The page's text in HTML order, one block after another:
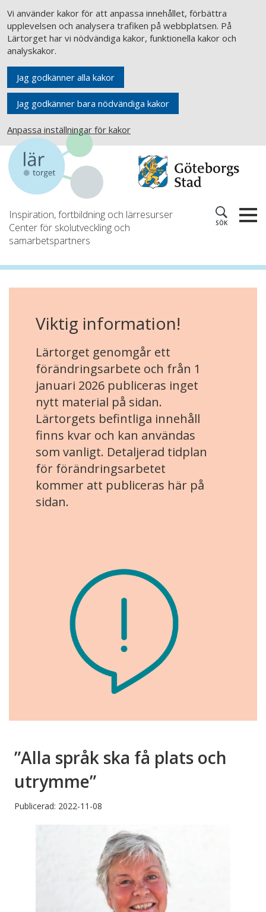
Vi använder kakor för att anpassa innehållet, förbättra
upplevelsen och analysera trafiken på webbplatsen. På
Lärtorget har vi nödvändiga kakor, funktionella kakor och
analyskakor.
Jag godkänner alla kakor
Jag godkänner bara nödvändiga kakor
Anpassa inställningar för kakor
Inspiration, fortbildning och lärresurser
Center för skolutveckling och
samarbetspartners
SÖK
Viktig information!
Lärtorget genomgår ett
förändringsarbete och från 1
januari 2026 publiceras inget
nytt material på sidan.
Lärtorgets befintliga innehåll
finns kvar och kan användas
som vanligt. Detaljerad tidplan
för förändringsarbetet
kommer att publiceras här på
sidan.
”Alla språk ska få plats och
utrymme”
Publicerad: 2022-11-08